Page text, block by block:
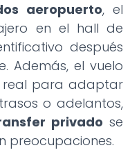
aeropuerto, el
en el hall de
después
Además, el vuelo
real para adaptar
o adelantos,
privado se
preocupaciones.